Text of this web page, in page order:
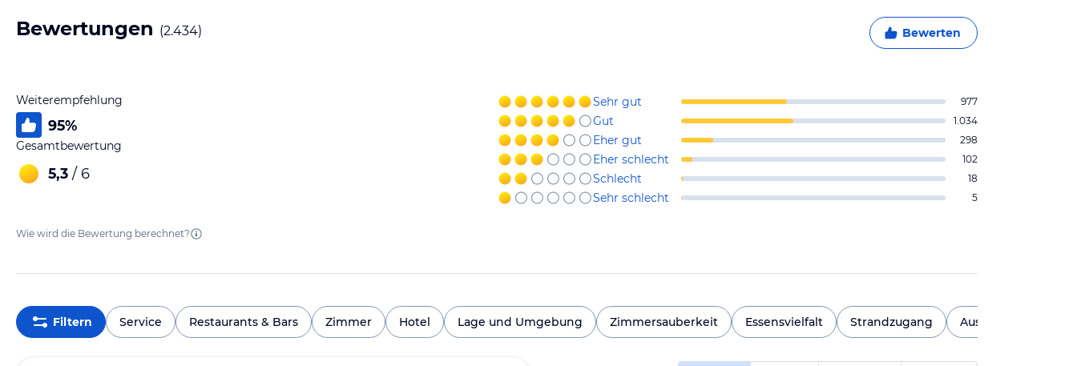
Bewertungen (2.434) Bewerten
Weiterempfehlung
95%
Gesamtbewertung
5,3 / 6
Sehr gut 977
Gut 1.034
Eher gut 298
Eher schlecht 102
Schlecht 18
Sehr schlecht 5
Wie wird die Bewertung berechnet?
Filtern Service Restaurants & Bars Zimmer Hotel Lage und Umgebung Zimmersauberkeit Essensvielfalt Strandzugang Ausblick